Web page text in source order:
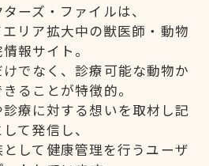
ーズ・ファイルは、
リア拡大中の獣医師・動物
報サイト。
でなく、診療可能な動物か
ることが特徴的。
療に対する想いを取材し記
て発信し、
して健康管理を行うユーザ